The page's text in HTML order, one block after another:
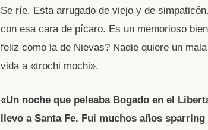
Se ríe. Esta arrugado de viejo y de
con esa cara de pícaro. Es un memorioso
feliz como la de Nievas? Nadie quiere un
vida a «trochi mochi».
«Un noche que peleaba Bogado en el
llevo a Santa Fe. Fui muchos años